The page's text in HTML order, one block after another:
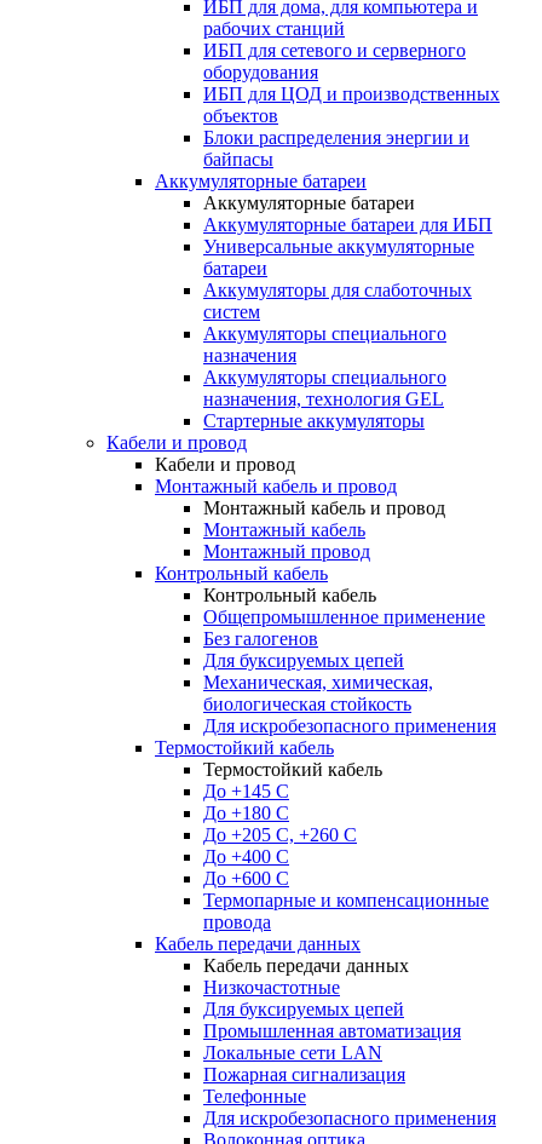
ИБП для дома, для компьютера и
рабочих станций
ИБП для сетевого и серверного
оборудования
ИБП для ЦОД и производственных
объектов
Блоки распределения энергии и
байпасы
Аккумуляторные батареи
Аккумуляторные батареи
Аккумуляторные батареи для ИБП
Универсальные аккумуляторные
батареи
Аккумуляторы для слаботочных
систем
Аккумуляторы специального
назначения
Аккумуляторы специального
назначения, технология GEL
Стартерные аккумуляторы
Кабели и провод
Кабели и провод
Монтажный кабель и провод
Монтажный кабель и провод
Монтажный кабель
Монтажный провод
Контрольный кабель
Контрольный кабель
Общепромышленное применение
Без галогенов
Для буксируемых цепей
Механическая, химическая,
биологическая стойкость
Для искробезопасного применения
Термостойкий кабель
Термостойкий кабель
До +145 С
До +180 C
До +205 С, +260 С
До +400 C
До +600 С
Термопарные и компенсационные
провода
Кабель передачи данных
Кабель передачи данных
Низкочастотные
Для буксируемых цепей
Промышленная автоматизация
Локальные сети LAN
Пожарная сигнализация
Телефонные
Для искробезопасного применения
Волоконная оптика